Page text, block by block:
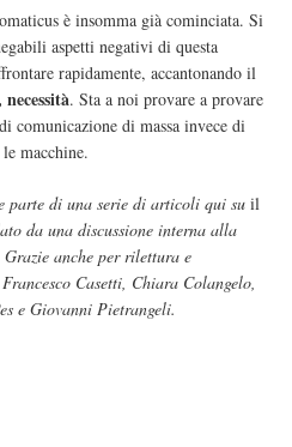
è insomma già cominciata. Si
aspetti negativi di questa
rapidamente, accantonando il
. Sta a noi provare a provare
comunicazione di massa invece di
macchine.
parte di una serie di articoli qui su il
da una discussione interna alla
anche per rilettura e
Casetti, Chiara Colangelo,
e Giovanni Pietrangeli.